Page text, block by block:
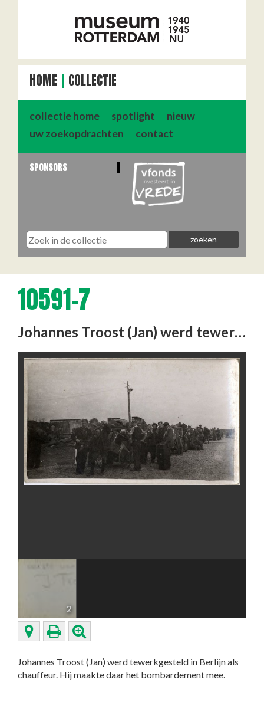
HOME COLLECTIE
collectie home spotlight
nieuw
uw zoekopdrachten
contact
SPONSORS
10591-7
Johannes Troost (Jan) werd tewerkgesteld in Berlijn als chauffeur. Hij maakte daar het bombardement mee.
2
Johannes Troost (Jan) werd tewerkgesteld in Berlijn als
chauffeur. Hij maakte daar het bombardement mee.